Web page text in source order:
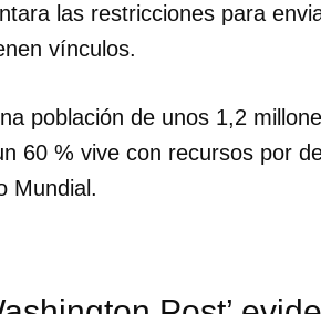
las restricciones para
vínculos.
población de unos 1,2
60 % vive con recursos por
Mundial.